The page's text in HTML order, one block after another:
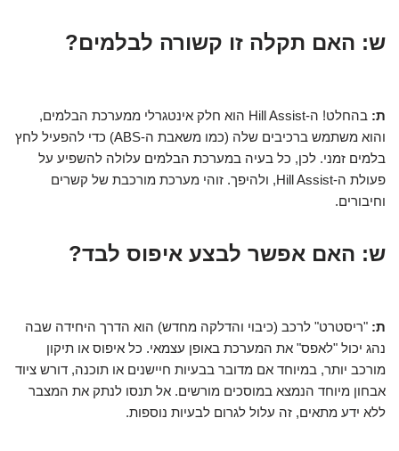
ש: האם תקלה זו קשורה לבלמים?
ת:
בהחלט! ה-Hill Assist הוא חלק אינטגרלי ממערכת הבלמים,
והוא משתמש ברכיבים שלה (כמו משאבת ה-ABS) כדי להפעיל לחץ
בלמים זמני. לכן, כל בעיה במערכת הבלמים עלולה להשפיע על
פעולת ה-Hill Assist, ולהיפך. זוהי מערכת מורכבת של קשרים
וחיבורים.
ש: האם אפשר לבצע איפוס לבד?
ת: "ריסטרט" לרכב (כיבוי והדלקה מחדש) הוא הדרך היחידה שבה
נהג יכול "לאפס" את המערכת באופן עצמאי. כל איפוס או תיקון
מורכב יותר, במיוחד אם מדובר בבעיות חיישנים או תוכנה, דורש ציוד
אבחון מיוחד הנמצא במוסכים מורשים. אל תנסו לנתק את המצבר
ללא ידע מתאים, זה עלול לגרום לבעיות נוספות.